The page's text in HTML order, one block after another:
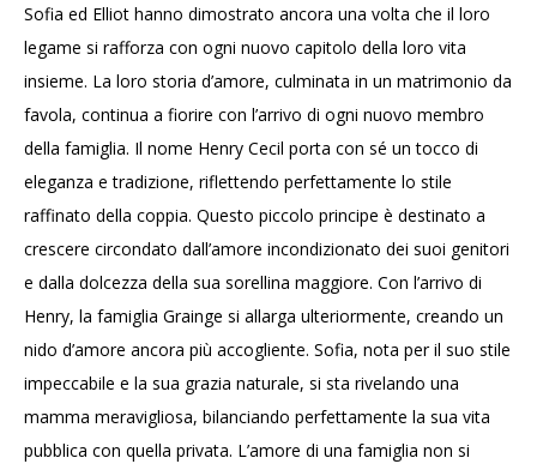
Sofia ed Elliot hanno dimostrato ancora una volta che il loro
legame si rafforza con ogni nuovo capitolo della loro vita
insieme. La loro storia d’amore, culminata in un matrimonio da
favola, continua a fiorire con l’arrivo di ogni nuovo membro
della famiglia. Il nome Henry Cecil porta con sé un tocco di
eleganza e tradizione, riflettendo perfettamente lo stile
raffinato della coppia. Questo piccolo principe è destinato a
crescere circondato dall’amore incondizionato dei suoi genitori
e dalla dolcezza della sua sorellina maggiore. Con l’arrivo di
Henry, la famiglia Grainge si allarga ulteriormente, creando un
nido d’amore ancora più accogliente. Sofia, nota per il suo stile
impeccabile e la sua grazia naturale, si sta rivelando una
mamma meravigliosa, bilanciando perfettamente la sua vita
pubblica con quella privata. L’amore di una famiglia non si